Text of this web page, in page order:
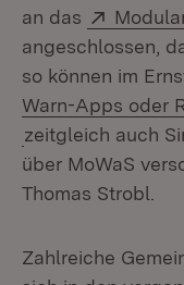
an das
Extern:
angeschlossen,
so können im
Warn-Apps oder
(Öffnet in neuem
zeitgleich auch
über MoWaS
Thomas Strobl.
Zahlreiche